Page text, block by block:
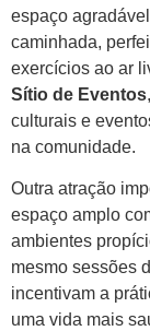
espaço
caminhada,
exercícios ao ar
Sítio de Eventos
culturais e
na comunidade.
Outra atração
espaço amplo
ambientes
mesmo sessões
incentivam a
uma vida mais